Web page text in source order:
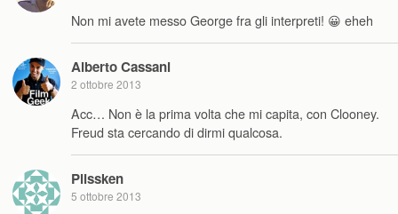
Non mi avete messo George fra gli interpreti! 😀 eheh
Alberto Cassani
2 ottobre 2013
Acc… Non è la prima volta che mi capita, con Clooney.
Freud sta cercando di dirmi qualcosa.
Plissken
5 ottobre 2013